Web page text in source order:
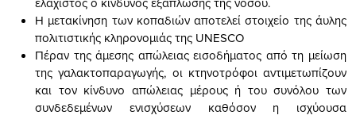
Η μετακίνηση των κοπαδιών αποτελεί στοιχείο της άυλης
πολιτιστικής κληρονομιάς της UNESCO
Πέραν της άμεσης απώλειας εισοδήματος από τη μείωση
της γαλακτοπαραγωγής, οι κτηνοτρόφοι αντιμετωπίζουν
και τον κίνδυνο απώλειας μέρους ή του συνόλου των
συνδεδεμένων ενισχύσεων καθόσον η ισχύουσα